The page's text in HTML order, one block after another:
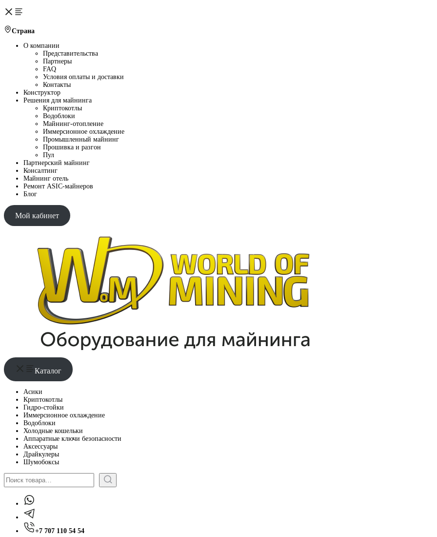
Страна
О компании
Представительства
Партнеры
FAQ
Условия оплаты и доставки
Контакты
Конструктор
Решения для майнинга
Криптокотлы
Водоблоки
Майнинг-отопление
Иммерсионное охлаждение
Промышленный майнинг
Прошивка и разгон
Пул
Партнерский майнинг
Консалтинг
Майнинг отель
Ремонт ASIC-майнеров
Блог
Мой кабинет
Каталог
Асики
Криптокотлы
Гидро-стойки
Иммерсионное охлаждение
Водоблоки
Холодные кошельки
Аппаратные ключи безопасности
Аксессуары
Драйкулеры
Шумобоксы
Поиск
+7 707 110 54 54